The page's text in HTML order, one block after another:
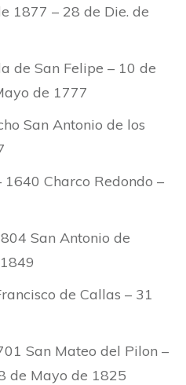
1877 – 28 de Die. de
de San Felipe – 10 de
de 1777
San Antonio de los
Charco Redondo –
San Antonio de
de Callas – 31
San Mateo del Pilon –
de Mayo de 1825